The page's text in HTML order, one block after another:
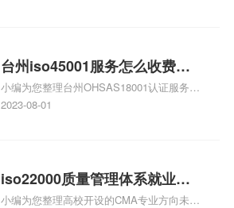
台州iso45001服务怎么收费，
台州iso45001认证服务怎么收
费
小编为您整理台州OHSAS18001认证服务中
心哪家收费便宜、台州ISO9000认证，哪个
标准是什么相关iso体系认证知识，详情可
查看下方正文！
2023-08-01
iso22000质量管理体系就业方
向，质量管理与认证就业方向
小编为您整理高校开设的CMA专业方向未来